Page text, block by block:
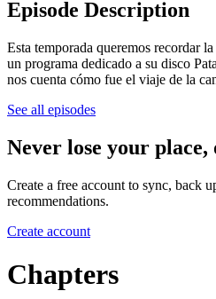
Episode Description
Esta temporada queremos recordar
un programa dedicado a su disco
nos cuenta cómo fue el viaje de la
See all episodes
Never lose your place,
Create a free account to sync, back
recommendations.
Create account
Chapters